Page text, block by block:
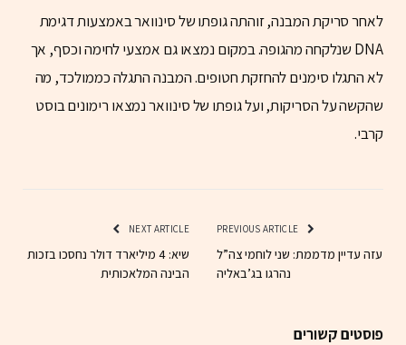
לאחר סריקת המבנה, זוהתה גופתו של סינוואר באמצעות דגימת
DNA שנלקחה מהגופה. במקום נמצאו גם אמצעי לחימה וכסף, אך
לא התגלו סימנים להחזקת חטופים. המבנה התגלה כממולכד, מה
שהקשה על הסריקות, ועל גופתו של סינוואר נמצאו רימונים בוסט
קרבי.
עזה עדיין מדממת: שני לוחמי צה”ל
נהרגו בג’באליה
NEXT ARTICLE
שיא: 4 מיליארד דולר נחסכו בזכות
הבינה המלאכותית
פוסטים קשורים